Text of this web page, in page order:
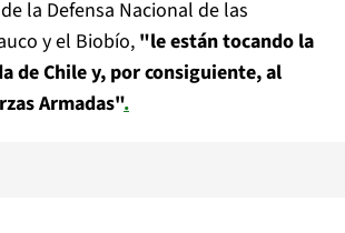
la Defensa Nacional de las
y el Biobío, "le están tocando la
de Chile y, por consiguiente, al
Armadas".